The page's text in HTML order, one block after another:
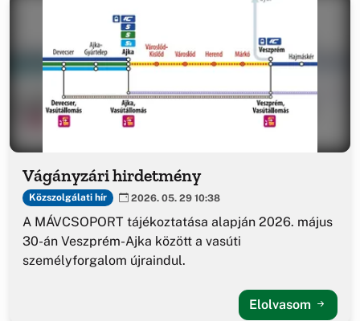
Vágányzári hirdetmény
Közszolgálati hír 2026. 05. 29 10:38
A MÁVCSOPORT tájékoztatása alapján 2026. május
30-án Veszprém-Ajka között a vasúti
személyforgalom újraindul.
Elolvasom